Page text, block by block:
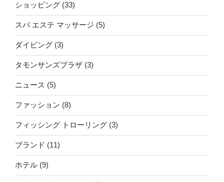
ショッピング (33)
スパ エステ マッサージ (5)
ダイビング (3)
タモンサンズプラザ (3)
ニュース (5)
ファッション (8)
フィッシング トローリング (3)
ブランド (11)
ホテル (9)